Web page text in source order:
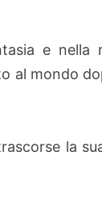
e nella
al mondo
la